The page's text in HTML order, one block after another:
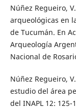
Núñez Regueiro,
arqueológicas en
de Tucumán. En
Arqueología
Nacional de
Núñez Regueiro,
estudio del área
del INAPL 12: 125-